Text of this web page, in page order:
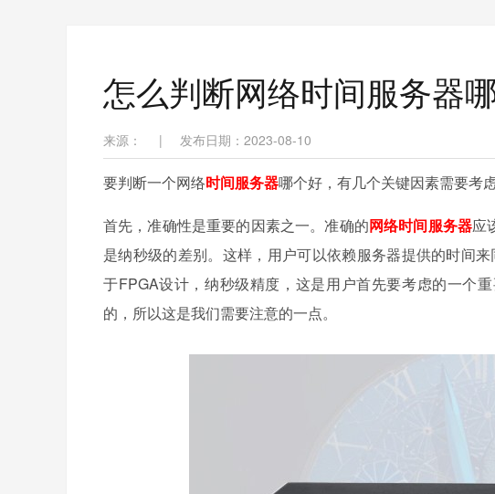
怎么判断网络时间服务器
来源： | 发布日期：2023-08-10
要判断一个网络时间服务器哪个好，有几个关键因素需要考虑
首先，准确性是重要的因素之一。准确的网络时间服务器应
是纳秒级的差别。这样，用户可以依赖服务器提供的时间
于FPGA设计，纳秒级精度，这是用户首先要考虑的一个
的，所以这是我们需要注意的一点。